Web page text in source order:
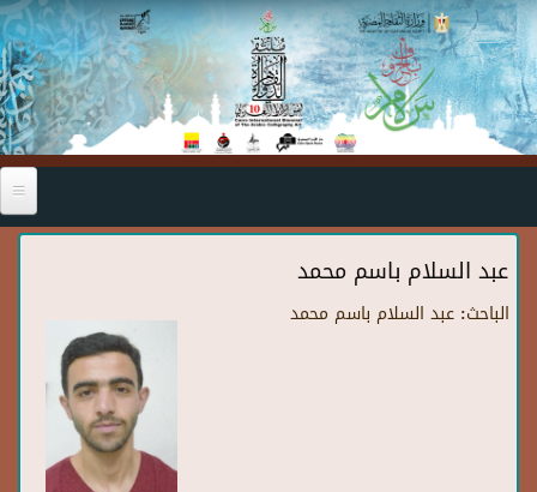
Skip to main content
عبد السلام باسم محمد
الباحث: عبد السلام باسم محمد